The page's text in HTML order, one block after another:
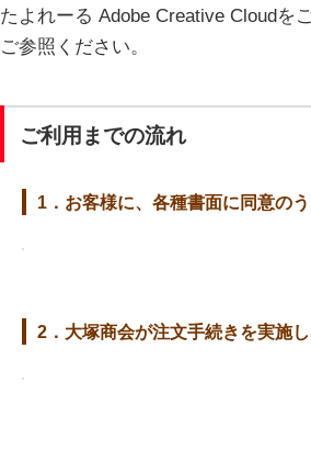
たよれーる Adobe Creative Cloudを
ご参照ください。
ご利用までの流れ
1．お客様に、各種書面に同意の
2．大塚商会が注文手続きを実施